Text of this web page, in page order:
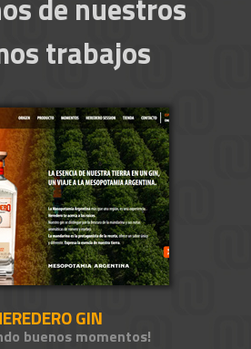
de nuestros
trabajos
GIN
buenos momentos!